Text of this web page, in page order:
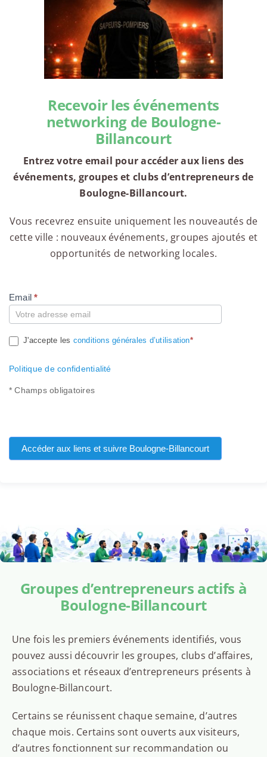
Recevoir les événements
networking de Boulogne-
Billancourt
Entrez votre email pour accéder aux liens des
événements, groupes et clubs d’entrepreneurs de
Boulogne-Billancourt.
Vous recevrez ensuite uniquement les nouveautés de
cette ville : nouveaux événements, groupes ajoutés et
opportunités de networking locales.
Compte
Email*
J'accepte les conditions générales d’utilisation*
Politique de confidentialité
* Champs obligatoires
Accéder aux liens et suivre Boulogne-Billancourt
Groupes d’entrepreneurs actifs à
Boulogne-Billancourt
Une fois les premiers événements identifiés, vous
pouvez aussi découvrir les groupes, clubs d’affaires,
associations et réseaux d’entrepreneurs présents à
Boulogne-Billancourt.
Certains se réunissent chaque semaine, d’autres
chaque mois. Certains sont ouverts aux visiteurs,
d’autres fonctionnent sur recommandation ou